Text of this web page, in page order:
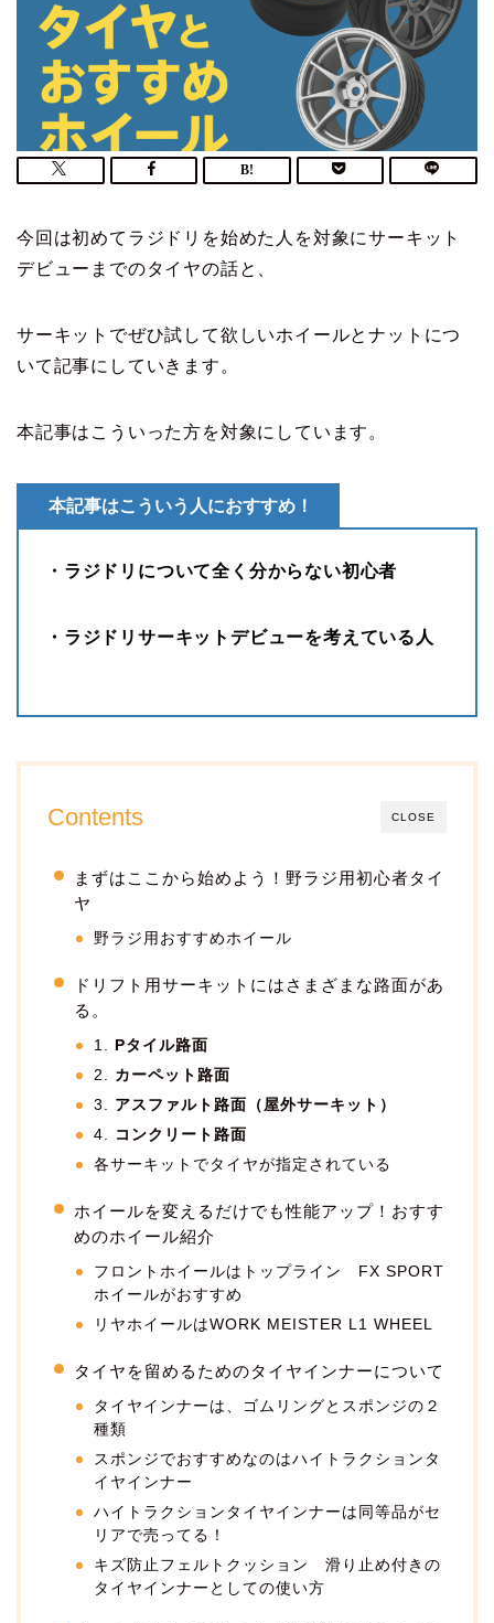
今回は初めてラジドリを始めた人を対象にサーキット
デビューまでのタイヤの話と、
サーキットでぜひ試して欲しいホイールとナットにつ
いて記事にしていきます。
本記事はこういった方を対象にしています。
本記事はこういう人におすすめ！
・ラジドリについて全く分からない初心者
・ラジドリサーキットデビューを考えている人
CLOSE
Contents
まずはここから始めよう！野ラジ用初心者タイ
ヤ
野ラジ用おすすめホイール
ドリフト用サーキットにはさまざまな路面があ
る。
1. Pタイル路面
2. カーペット路面
3. アスファルト路面（屋外サーキット）
4.
コンクリート路面
各サーキットでタイヤが指定されている
ホイールを変えるだけでも性能アップ！おすす
めのホイール紹介
フロントホイールはトップライン FX SPORT
ホイールがおすすめ
リヤホイールはWORK MEISTER L1 WHEEL
タイヤを留めるためのタイヤインナーについて
タイヤインナーは、ゴムリングとスポンジの２
種類
スポンジでおすすめなのはハイトラクションタ
イヤインナー
ハイトラクションタイヤインナーは同等品がセ
リアで売ってる！
キズ防止フェルトクッション 滑り止め付きの
タイヤインナーとしての使い方